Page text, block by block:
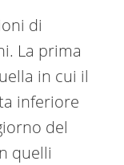
di
La prima
in cui il
inferiore
del
quelli